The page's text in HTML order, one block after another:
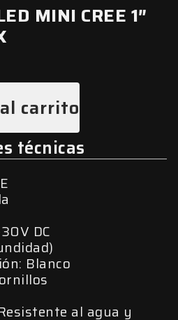
MINI CREE 1″
carrito
técnicas
DC
Blanco
al agua y